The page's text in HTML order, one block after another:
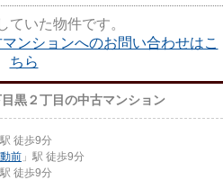
ていた物件です。
ンションへのお問い合わせはこ
ちら
目黒２丁目の中古マンション
駅 徒歩9分
前 」駅 徒歩9分
駅 徒歩9分